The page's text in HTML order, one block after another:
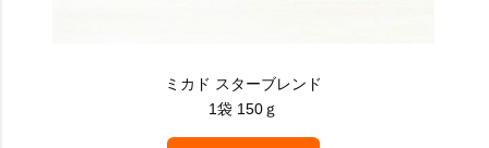
ミカド スターブレンド
1袋 150ｇ